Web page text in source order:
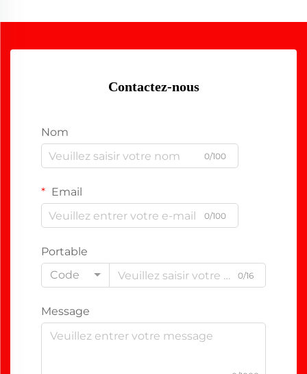
Contactez-nous
Nom
0/100
Email
0/100
Portable
Code
0/16
Message